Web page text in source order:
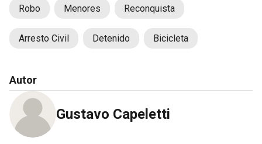
Robo Menores Reconquista
Arresto Civil Detenido Bicicleta
Autor
Gustavo Capeletti